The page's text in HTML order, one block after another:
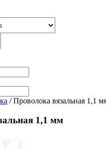
/Проволока вязальная 1,1
1,1 мм